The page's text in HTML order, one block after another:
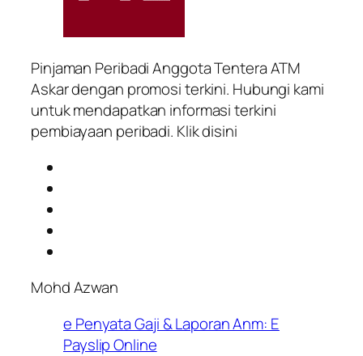
Pinjaman Peribadi Anggota Tentera ATM
Askar dengan promosi terkini. Hubungi kami
untuk mendapatkan informasi terkini
pembiayaan peribadi. Klik disini
Mohd Azwan
e Penyata Gaji & Laporan Anm: E
Payslip Online